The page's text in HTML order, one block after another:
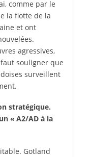
comme par le
la flotte de la
et ont
agressives,
souligner que
surveillent
stratégique.
« A2/AD à la
Gotland